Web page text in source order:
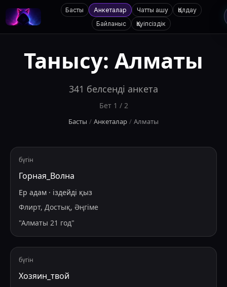
Басты Анкеталар Чатты ашу
Қолдау
Байланыс
Қауіпсіздік
Танысу: Алматы
341 белсенді анкета
Бет 1 / 2
Басты / Анкеталар / Алматы
бүгін
Горная_Волна
Ер адам · іздейді қыз
Флирт, Достық, Әңгіме
"Алматы 21 год"
бүгін
Хозяин_твой